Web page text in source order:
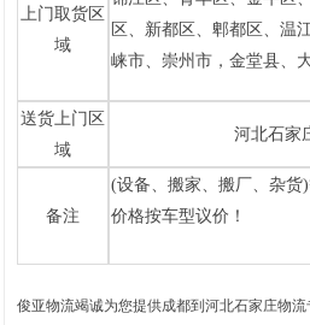
上门取货区
域
区、新都区、郫都区、温
崃市、崇州市，金堂县、
送货上门区
域
河北石家
备注
(设备、搬家、搬厂、杂货
价格按车型议价！
俊亚物流竭诚为您提供成都到河北石家庄物